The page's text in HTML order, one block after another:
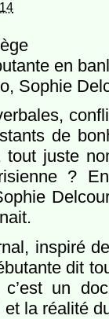
en
Sophie
de
tout juste
?
inspiré
dit
c’est un
et la réalité